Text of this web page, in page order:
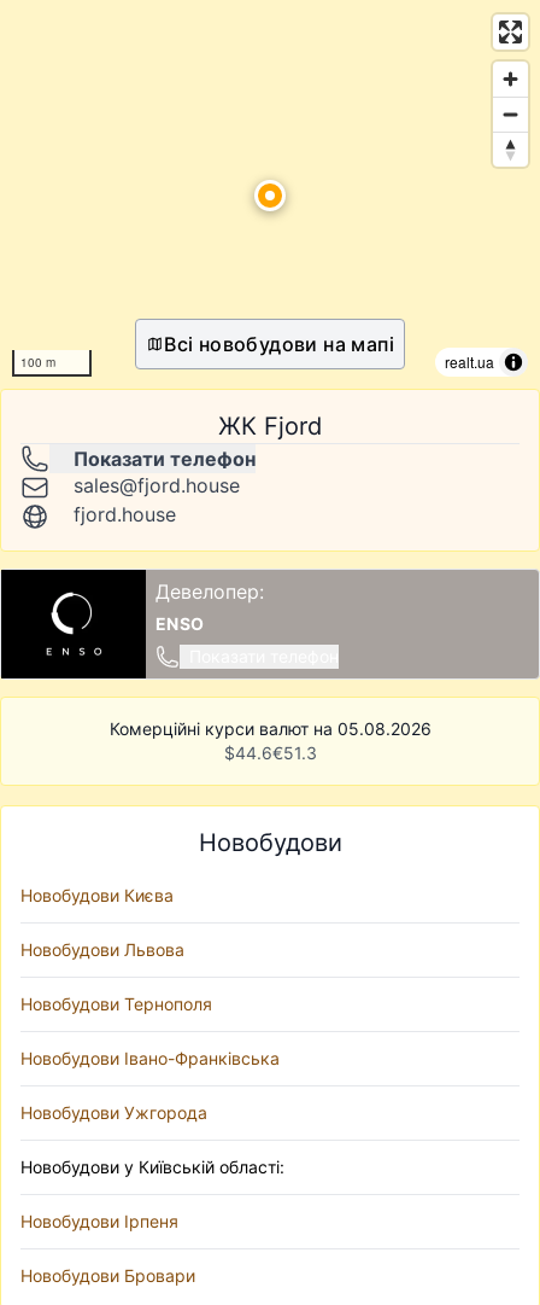
100 m realt.ua
Всі новобудови на мапі
ЖК Fjord
Показати телефон
sales@fjord.house
fjord.house
Девелопер:
ENSO
Комерційні курси валют на 05.08.2026
$44.6€51.3
Новобудови
Новобудови Києва
Новобудови Львова
Новобудови Тернополя
Новобудови Івано-Франківська
Новобудови Ужгорода
Новобудови у Київській області:
Новобудови Ірпеня
Новобудови Бровари